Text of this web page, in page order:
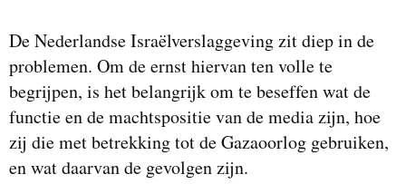
De Nederlandse Israëlverslaggeving zit diep in de
problemen. Om de ernst hiervan ten volle te
begrijpen, is het belangrijk om te beseffen wat de
functie en de machtspositie van de media zijn, hoe
zij die met betrekking tot de Gazaoorlog gebruiken,
en wat daarvan de gevolgen zijn.